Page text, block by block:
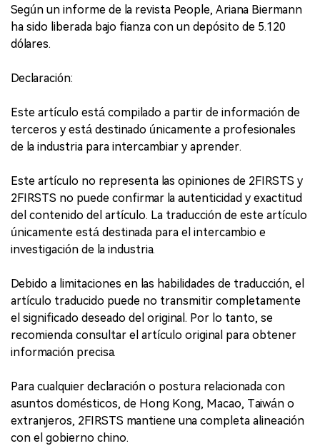
Según un informe de la revista People, Ariana Biermann
ha sido liberada bajo fianza con un depósito de 5.120
dólares.
Declaración:
Este artículo está compilado a partir de información de
terceros y está destinado únicamente a profesionales
de la industria para intercambiar y aprender.
Este artículo no representa las opiniones de 2FIRSTS y
2FIRSTS no puede confirmar la autenticidad y exactitud
del contenido del artículo. La traducción de este artículo
únicamente está destinada para el intercambio e
investigación de la industria.
Debido a limitaciones en las habilidades de traducción, el
artículo traducido puede no transmitir completamente
el significado deseado del original. Por lo tanto, se
recomienda consultar el artículo original para obtener
información precisa.
Para cualquier declaración o postura relacionada con
asuntos domésticos, de Hong Kong, Macao, Taiwán o
extranjeros, 2FIRSTS mantiene una completa alineación
con el gobierno chino.